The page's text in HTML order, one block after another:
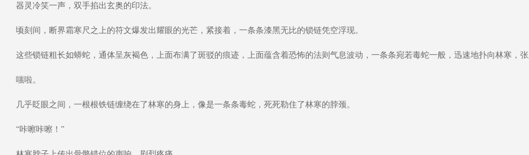
器灵冷笑一声，双手掐出玄奥的印法。
顷刻间，断界霜寒尺之上的符文爆发出耀眼的光芒，紧接着，一条条漆黑无比的锁链凭空浮现。
这些锁链粗长如蟒蛇，通体呈灰褐色，上面布满了斑驳的痕迹，上面蕴含着恐怖的法则气息波动，一条条宛若毒蛇一般，迅速地扑向林寒，张
嗤啦。
几乎眨眼之间，一根根铁链缠绕在了林寒的身上，像是一条条毒蛇，死死勒住了林寒的脖颈。
“咔嚓咔嚓！”